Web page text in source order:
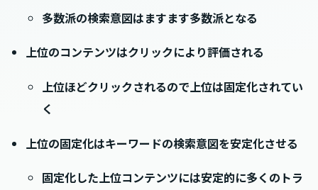
多数派の検索意図はますます多数派となる
上位のコンテンツはクリックにより評価される
上位ほどクリックされるので上位は固定化されてい
く
上位の固定化はキーワードの検索意図を安定化させる
固定化した上位コンテンツには安定的に多くのトラ